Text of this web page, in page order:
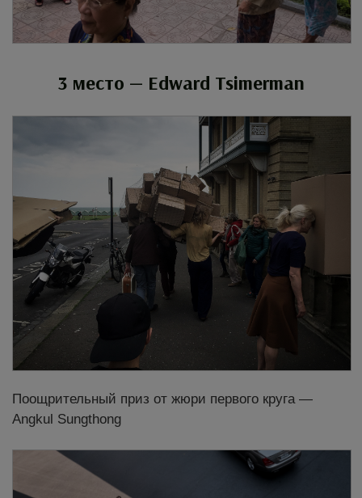
3 место — Edward Tsimerman
Поощрительный приз от жюри первого круга —
Angkul Sungthong